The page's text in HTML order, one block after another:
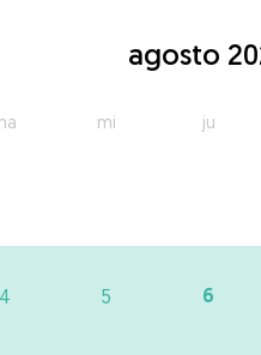
agosto
mi ju
4 5 6